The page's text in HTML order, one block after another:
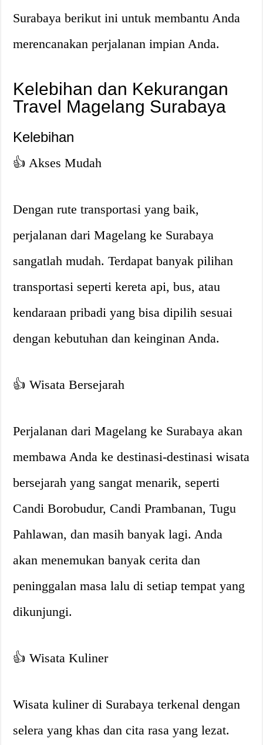
Surabaya berikut ini untuk membantu Anda
merencanakan perjalanan impian Anda.
Kelebihan dan Kekurangan
Travel Magelang Surabaya
Kelebihan
👍 Akses Mudah
Dengan rute transportasi yang baik,
perjalanan dari Magelang ke Surabaya
sangatlah mudah. Terdapat banyak pilihan
transportasi seperti kereta api, bus, atau
kendaraan pribadi yang bisa dipilih sesuai
dengan kebutuhan dan keinginan Anda.
👍 Wisata Bersejarah
Perjalanan dari Magelang ke Surabaya akan
membawa Anda ke destinasi-destinasi wisata
bersejarah yang sangat menarik, seperti
Candi Borobudur, Candi Prambanan, Tugu
Pahlawan, dan masih banyak lagi. Anda
akan menemukan banyak cerita dan
peninggalan masa lalu di setiap tempat yang
dikunjungi.
👍 Wisata Kuliner
Wisata kuliner di Surabaya terkenal dengan
selera yang khas dan cita rasa yang lezat.